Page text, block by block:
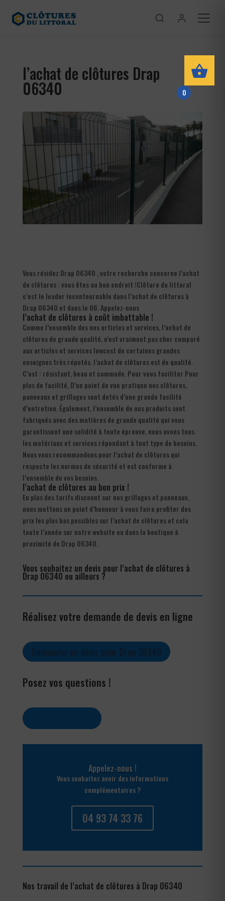
l’achat de clôtures Drap
06340
Vous résidez Drap 06340 , votre recherche concerne l’achat
de clôtures : vous êtes au bon endroit !Clôture du littoral
c’est le leader incontournable dans l’achat de clôtures à
Drap 06340 et dans le 06. Appelez-nous
l’achat de clôtures à coût imbattable !
Comme l’ensemble des nos articles et services, l’achat de
clôtures de grande qualité, n’est vraiment pas cher comparé
aux articles et services lowcost de certaines grandes
enseignes très réputés. l’achat de clôtures est de qualité.
C’est : résistant, beau et commode. Pour vous faciliter Pour
plus de facilité, D’un point de vue pratique nos clôtures,
panneaux et grillages sont dotés d’une grande facilité
d’entretien. Également, l’ensemble de nos produits sont
fabriqués avec des matières de grande qualité qui vous
garantissent une solidité à toute épreuve. nous avons tous
les matériaux et services répondant à tout type de besoins.
Nous vous recommandons pour l’achat de clôtures qui
respecte les normes de sécurité et est conforme à
l’ensemble de vos besoins.
l’achat de clôtures au bon prix !
En plus des tarifs discount sur nos grillages et panneaux,
nous mettons un point d’honneur à vous faire profiter des
prix les plus bas possibles sur l’achat de clôtures et cela
toute l’année sur notre website ou dans la boutique à
proximité de Drap 06340.
Vous souhaitez un devis pour l’achat de clôtures à
Drap 06340 ou ailleurs ?
Réalisez votre demande de devis en ligne
Posez vos questions !
Appelez-nous !
Vous souhaitez avoir des informations
complémentaires ?
04 93 74 33 76
Nos travail de l’achat de clôtures à Drap 06340
0